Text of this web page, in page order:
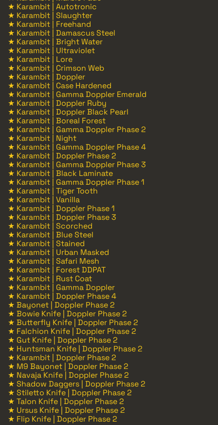
★ Karambit | Autotronic
★ Karambit | Slaughter
★ Karambit | Freehand
★ Karambit | Damascus Steel
★ Karambit | Bright Water
★ Karambit | Ultraviolet
★ Karambit | Lore
★ Karambit | Crimson Web
★ Karambit | Doppler
★ Karambit | Case Hardened
★ Karambit | Gamma Doppler Emerald
★ Karambit | Doppler Ruby
★ Karambit | Doppler Black Pearl
★ Karambit | Boreal Forest
★ Karambit | Gamma Doppler Phase 2
★ Karambit | Night
★ Karambit | Gamma Doppler Phase 4
★ Karambit | Doppler Phase 2
★ Karambit | Gamma Doppler Phase 3
★ Karambit | Black Laminate
★ Karambit | Gamma Doppler Phase 1
★ Karambit | Tiger Tooth
★ Karambit | Vanilla
★ Karambit | Doppler Phase 1
★ Karambit | Doppler Phase 3
★ Karambit | Scorched
★ Karambit | Blue Steel
★ Karambit | Stained
★ Karambit | Urban Masked
★ Karambit | Safari Mesh
★ Karambit | Forest DDPAT
★ Karambit | Rust Coat
★ Karambit | Gamma Doppler
★ Karambit | Doppler Phase 4
★ Bayonet | Doppler Phase 2
★ Bowie Knife | Doppler Phase 2
★ Butterfly Knife | Doppler Phase 2
★ Falchion Knife | Doppler Phase 2
★ Gut Knife | Doppler Phase 2
★ Huntsman Knife | Doppler Phase 2
★ Karambit | Doppler Phase 2
★ M9 Bayonet | Doppler Phase 2
★ Navaja Knife | Doppler Phase 2
★ Shadow Daggers | Doppler Phase 2
★ Stiletto Knife | Doppler Phase 2
★ Talon Knife | Doppler Phase 2
★ Ursus Knife | Doppler Phase 2
★ Flip Knife | Doppler Phase 2